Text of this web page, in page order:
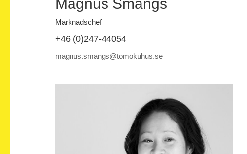
Magnus Smångs
Marknadschef
+46 (0)247-44054
magnus.smangs@tomokuhus.se